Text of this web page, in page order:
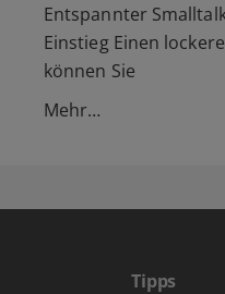
Entspannter
Einstieg Einen
können Sie
Mehr…
Tipps